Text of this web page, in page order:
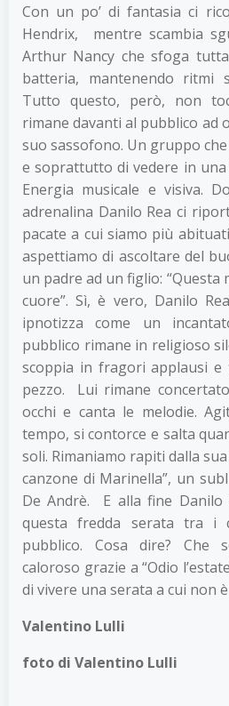
Con un po’ di fantasia ci
Hendrix, mentre scambia
Arthur Nancy che sfoga
batteria, mantenendo ritmi
Tutto questo, però, non
rimane davanti al pubblico ad
suo sassofono. Un gruppo
e soprattutto di vedere in
Energia musicale e visiva.
adrenalina Danilo Rea ci
pacate a cui siamo più
aspettiamo di ascoltare del
un padre ad un figlio: “Questa
cuore”. Sì, è vero, Danilo
ipnotizza come un
pubblico rimane in religioso
scoppia in fragori applausi e
pezzo. Lui rimane
occhi e canta le melodie.
tempo, si contorce e salta
soli. Rimaniamo rapiti dalla
canzone di Marinella”, un
De Andrè. E alla fine Danilo
questa fredda serata tra i
pubblico. Cosa dire? Che
caloroso grazie a “Odio
di vivere una serata a cui non
Valentino Lulli
foto di Valentino Lulli